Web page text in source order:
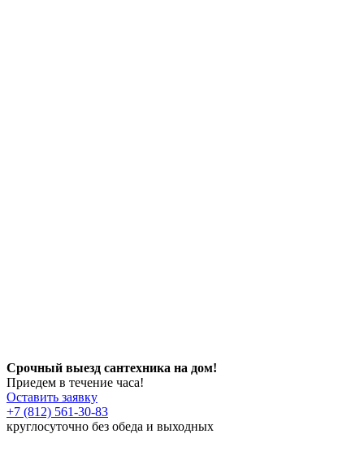
Срочный выезд сантехника на дом!
Приедем в течение часа!
Оставить заявку
+7 (812) 561-30-83
круглосуточно без обеда и выходных